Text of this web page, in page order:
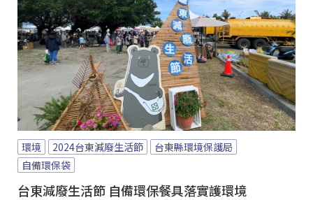
環境 2024台東減廢生活節
台東縣環境保護局
自備環保袋
台東減廢生活節 自備環保餐具落實護環境